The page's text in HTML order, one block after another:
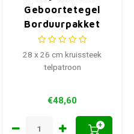
Geboortetegel
Borduurpakket
Welcome To The
World
28 x 26 cm kruissteek
telpatroon
€48,60
+